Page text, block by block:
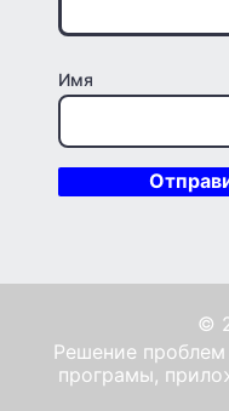
Имя
©
Решение
програмы,